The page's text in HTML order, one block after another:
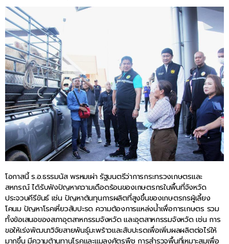
โอกาสนี้ ร.อ.ธรรมนัส พรหมเผ่า รัฐมนตรีว่าการกระทรวงเกษตรและ
สหกรณ์ ได้รับฟังปัญหาความเดือดร้อนของเกษตรกรในพื้นที่จังหวัด
ประจวบคีรีขันธ์ เช่น ปัญหาต้นทุนการผลิตที่สูงขึ้นของเกษตรกรผู้เลี้ยง
โคนม ปัญหาโรคเหี่ยวสับปะรด ความต้องการแหล่งน้ำเพื่อการเกษตร รวม
ทั้งข้อเสนอของสภาอุตสาหกรรมจังหวัด และอุตสาหกรรมจังหวัด เช่น การ
ขอให้เร่งพัฒนาวิจัยสายพันธุ์มะพร้าวและสับปะรดเพื่อเพิ่มผลผลิตต่อไร่ให้
มากขึ้น มีความต้านทานโรคและแมลงศัตรูพืช การสำรวจพื้นที่เหมาะสมเพื่อ